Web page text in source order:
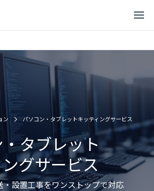
ン パソコン・タブレットキッティングサービス
タブレット
グサービス
・設置工事をワンストップで対応